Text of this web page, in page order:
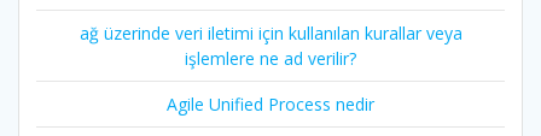
ağ üzerinde veri iletimi için kullanılan kurallar veya
işlemlere ne ad verilir?
Agile Unified Process nedir